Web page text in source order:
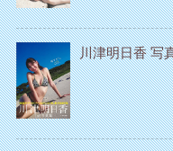
川津明日香 写